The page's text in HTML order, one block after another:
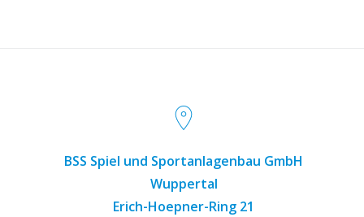
BSS Spiel und Sportanlagenbau GmbH
Wuppertal
Erich-Hoepner-Ring 21